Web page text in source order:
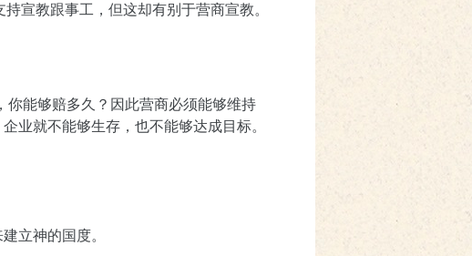
宣教跟事工，但这却有别于营商宣教。
能够赔多久？因此营商必须能够维持
业就不能够生存，也不能够达成目标。
立神的国度。